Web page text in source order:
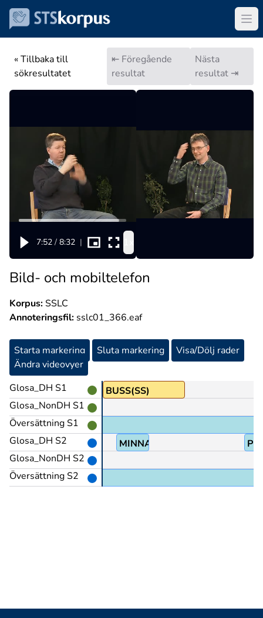
« Tillbaka till
sökresultatet
⇤ Föregående
resultat
Nästa
resultat ⇥
7:52 / 8:32 |
Bild- och mobiltelefon
Korpus:SSLC
Annoteringsfil: sslc01_366.eaf
Starta markering Sluta markering
Visa/Dölj rader
Ändra videovyer
Glosa_DH S1
Glosa_NonDH S1
Översättning S1
Glosa_DH S2
Glosa_NonDH S2
Översättning S2
BUSS(SS)
MINNAS(5)
och så